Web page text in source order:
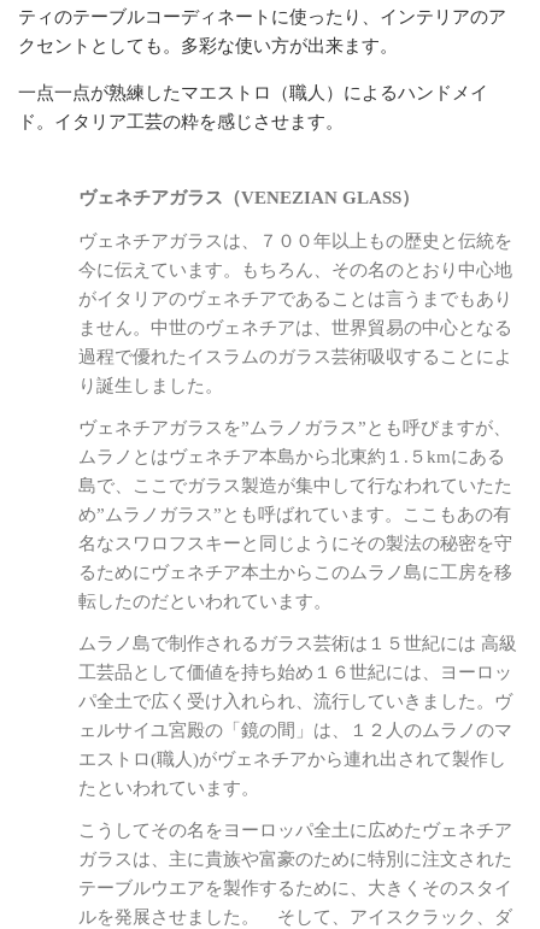
ティのテーブルコーディネートに使ったり、インテリアのア
クセントとしても。多彩な使い方が出来ます。
一点一点が熟練したマエストロ（職人）によるハンドメイ
ド。イタリア工芸の粋を感じさせます。
ヴェネチアガラス（VENEZIAN GLASS）
ヴェネチアガラスは、７００年以上もの歴史と伝統を
今に伝えています。もちろん、その名のとおり中心地
がイタリアのヴェネチアであることは言うまでもあり
ません。中世のヴェネチアは、世界貿易の中心となる
過程で優れたイスラムのガラス芸術吸収することによ
り誕生しました。
ヴェネチアガラスを”ムラノガラス”とも呼びますが、
ムラノとはヴェネチア本島から北東約１.５kmにある
島で、ここでガラス製造が集中して行なわれていたた
め”ムラノガラス”とも呼ばれています。ここもあの有
名なスワロフスキーと同じようにその製法の秘密を守
るためにヴェネチア本土からこのムラノ島に工房を移
転したのだといわれています。
ムラノ島で制作されるガラス芸術は１５世紀には 高級
工芸品として価値を持ち始め１６世紀には、ヨーロッ
パ全土で広く受け入れられ、流行していきました。ヴ
ェルサイユ宮殿の「鏡の間」は、１２人のムラノのマ
エストロ(職人)がヴェネチアから連れ出されて製作し
たといわれています。
こうしてその名をヨーロッパ全土に広めたヴェネチア
ガラスは、主に貴族や富豪のために特別に注文された
テーブルウエアを製作するために、大きくそのスタイ
ルを発展させました。 そして、アイスクラック、ダ